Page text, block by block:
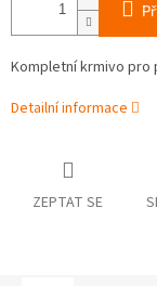
Kompletní krmivo pro
Detailní informace
ZEPTAT SE